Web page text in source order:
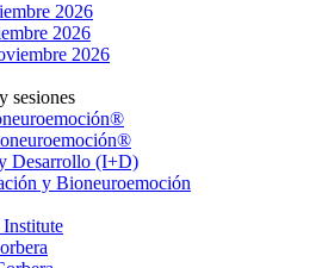
2026
2026
2026
sesiones
Desarrollo (I+D)
y Bioneuroemoción